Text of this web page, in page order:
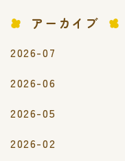
アーカイブ
2026-07
2026-06
2026-05
2026-02